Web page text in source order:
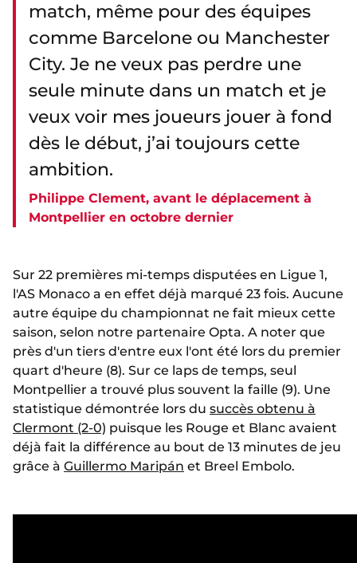
match, même pour des équipes
comme Barcelone ou Manchester
City. Je ne veux pas perdre une
seule minute dans un match et je
veux voir mes joueurs jouer à fond
dès le début, j’ai toujours cette
ambition.
Philippe Clement, avant le déplacement à
Montpellier en octobre dernier
Sur 22 premières mi-temps disputées en Ligue 1,
l'AS Monaco a en effet déjà marqué 23 fois. Aucune
autre équipe du championnat ne fait mieux cette
saison, selon notre partenaire Opta. A noter que
près d'un tiers d'entre eux l'ont été lors du premier
quart d'heure (8). Sur ce laps de temps, seul
Montpellier a trouvé plus souvent la faille (9). Une
statistique démontrée lors du succès obtenu à
Clermont (2-0) puisque les Rouge et Blanc avaient
déjà fait la différence au bout de 13 minutes de jeu
grâce à Guillermo Maripán et Breel Embolo.